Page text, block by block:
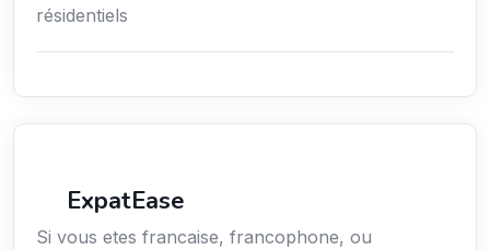
résidentiels
ExpatEase
Si vous etes francaise, francophone, ou